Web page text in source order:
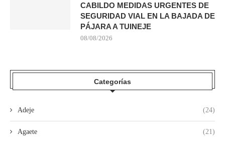
CABILDO MEDIDAS URGENTES DE
SEGURIDAD VIAL EN LA BAJADA DE
PÁJARA A TUINEJE
08/08/2026
Categorías
Adeje (24)
Agaete (21)